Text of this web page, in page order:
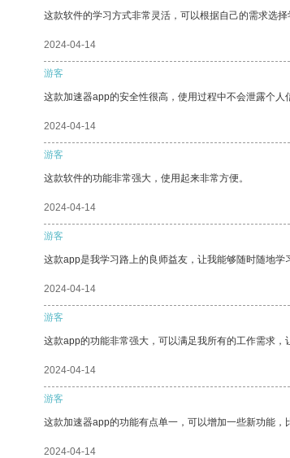
这款软件的学习方式非常灵活，可以根据自己的需求选择
2024-04-14
游客
这款加速器app的安全性很高，使用过程中不会泄露个人
2024-04-14
游客
这款软件的功能非常强大，使用起来非常方便。
2024-04-14
游客
这款app是我学习路上的良师益友，让我能够随时随地学
2024-04-14
游客
这款app的功能非常强大，可以满足我所有的工作需求，
2024-04-14
游客
这款加速器app的功能有点单一，可以增加一些新功能，
2024-04-14